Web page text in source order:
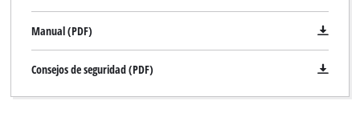
Manual (PDF)
Consejos de seguridad (PDF)